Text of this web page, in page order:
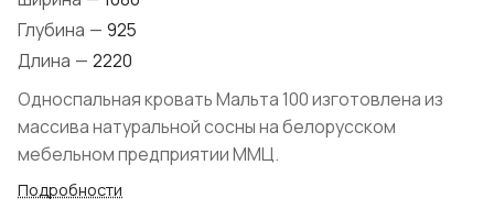
Глубина — 925
Длина — 2220
Односпальная кровать Мальта 100 изготовлена из
массива натуральной сосны на белорусском
мебельном предприятии ММЦ.
Подробности